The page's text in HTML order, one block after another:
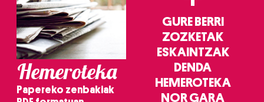
Hemeroteka
Papereko zenbakiak
GURE BERRI
ZOZKETAK
ESKAINTZAK
DENDA
HEMEROTEKA
NOR GARA